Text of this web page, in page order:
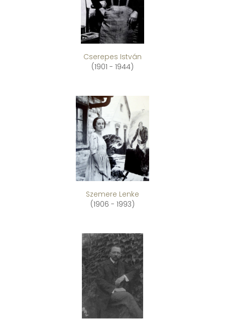
Cserepes István
(1901 - 1944)
Szemere Lenke
(1906 - 1993)